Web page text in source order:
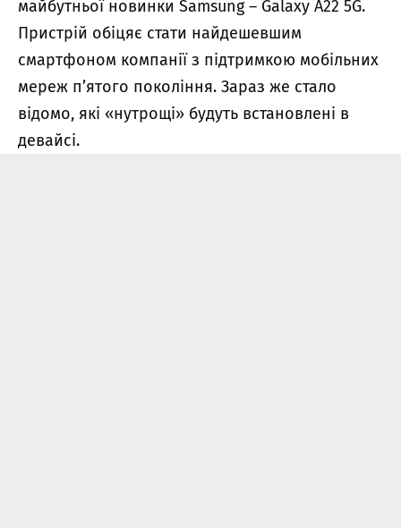
майбутньої новинки Samsung – Galaxy A22 5G.
Пристрій обіцяє стати найдешевшим
смартфоном компанії з підтримкою мобільних
мереж п’ятого покоління. Зараз же стало
відомо, які «нутрощі» будуть встановлені в
девайсі.